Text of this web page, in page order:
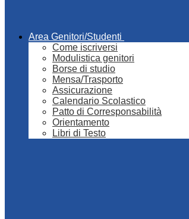
Area Genitori/Studenti
Come iscriversi
Modulistica genitori
Borse di studio
Mensa/Trasporto
Assicurazione
Calendario Scolastico
Patto di Corresponsabilità
Orientamento
Libri di Testo